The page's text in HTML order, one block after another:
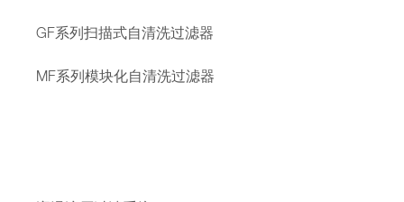
GF系列扫描式自清洗过滤器
MF系列模块化自清洗过滤器